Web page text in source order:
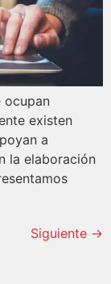
ocupan
existen
a
la elaboración
Siguiente →